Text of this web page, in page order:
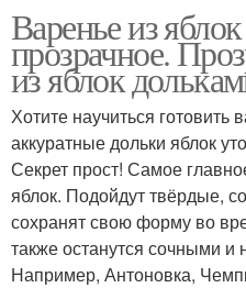
Варенье из
прозрачное.
из яблок
Хотите научиться готовить
аккуратные дольки яблок
Секрет прост! Самое
яблок. Подойдут твёрдые,
сохранят свою форму во
также останутся сочными и
Например, Антоновка,